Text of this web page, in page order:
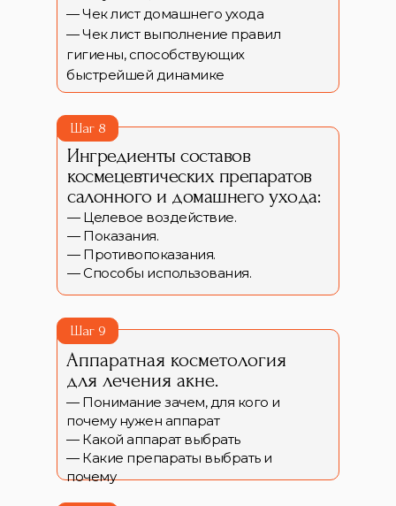
— Чек лист домашнего ухода
— Чек лист выполнение правил
гигиены, способствующих
быстрейшей динамике
Ингредиенты составов
космецевтических препаратов
салонного и домашнего ухода:
— Целевое воздействие.
— Показания.
— Противопоказания.
— Способы использования.
Шаг 8
Аппаратная косметология
для лечения акне.
Шаг 9
— Понимание зачем, для кого и
почему нужен аппарат
— Какой аппарат выбрать
— Какие препараты выбрать и
почему